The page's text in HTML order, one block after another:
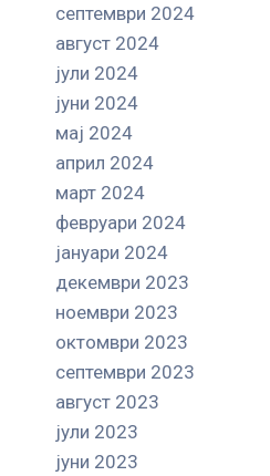
септември 2024
август 2024
јули 2024
јуни 2024
мај 2024
април 2024
март 2024
февруари 2024
јануари 2024
декември 2023
ноември 2023
октомври 2023
септември 2023
август 2023
јули 2023
јуни 2023